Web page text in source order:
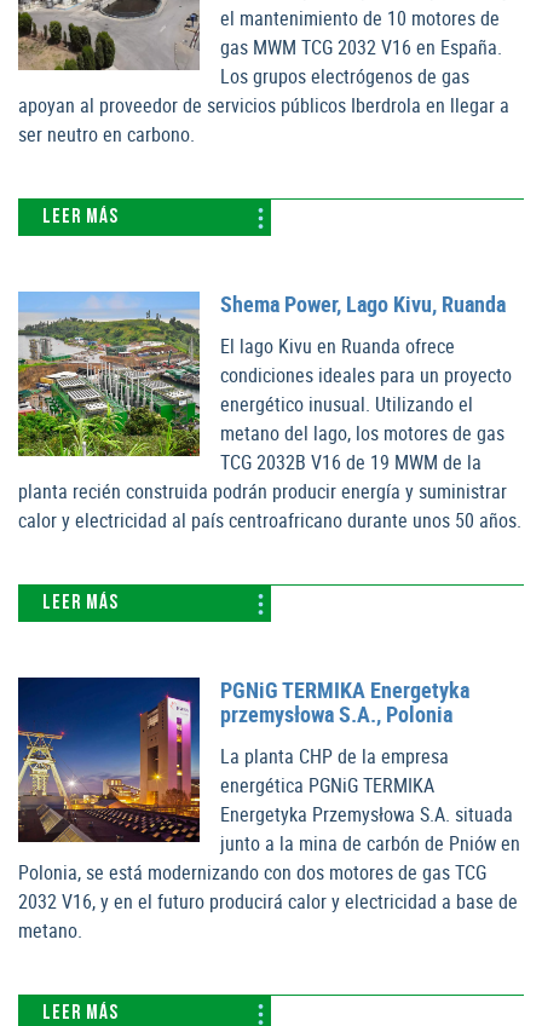
el mantenimiento de 10 motores de
gas MWM TCG 2032 V16 en España.
Los grupos electrógenos de gas
apoyan al proveedor de servicios públicos Iberdrola en llegar a
ser neutro en carbono.
LEER MÁS
Shema Power, Lago Kivu, Ruanda
El lago Kivu en Ruanda ofrece
condiciones ideales para un proyecto
energético inusual. Utilizando el
metano del lago, los motores de gas
TCG 2032B V16 de 19 MWM de la
planta recién construida podrán producir energía y suministrar
calor y electricidad al país centroafricano durante unos 50 años.
LEER MÁS
PGNiG TERMIKA Energetyka
przemysłowa S.A., Polonia
La planta CHP de la empresa
energética PGNiG TERMIKA
Energetyka Przemysłowa S.A. situada
junto a la mina de carbón de Pniów en
Polonia, se está modernizando con dos motores de gas TCG
2032 V16, y en el futuro producirá calor y electricidad a base de
metano.
LEER MÁS